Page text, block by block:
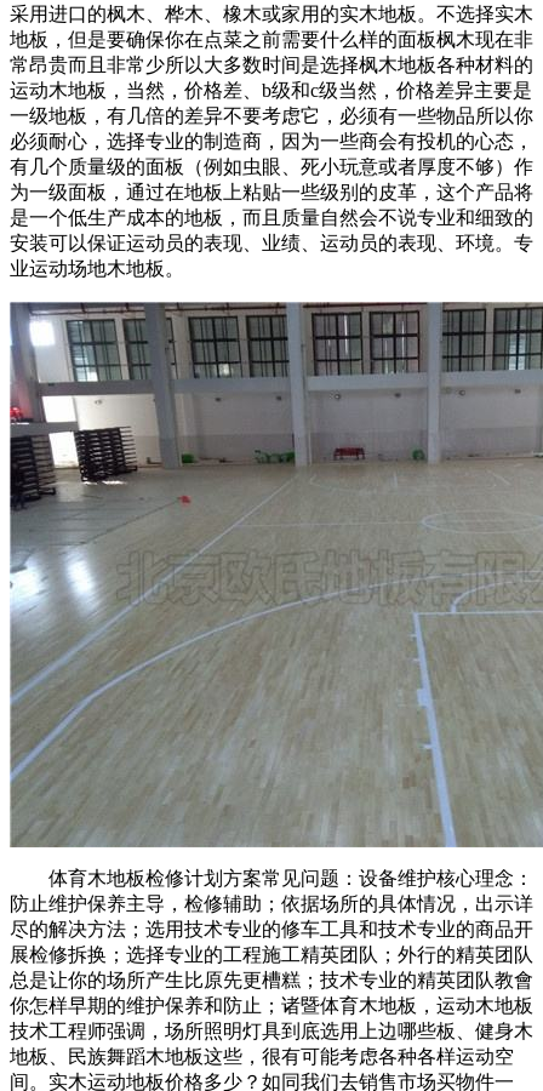
采用进口的枫木、桦木、橡木或家用的实木地板。不选择实木
地板，但是要确保你在点菜之前需要什么样的面板枫木现在非
常昂贵而且非常少所以大多数时间是选择枫木地板各种材料的
运动木地板，当然，价格差、b级和c级当然，价格差异主要是
一级地板，有几倍的差异不要考虑它，必须有一些物品所以你
必须耐心，选择专业的制造商，因为一些商会有投机的心态，
有几个质量级的面板（例如虫眼、死小玩意或者厚度不够）作
为一级面板，通过在地板上粘贴一些级别的皮革，这个产品将
是一个低生产成本的地板，而且质量自然会不说专业和细致的
安装可以保证运动员的表现、业绩、运动员的表现、环境。专
业运动场地木地板。
体育木地板检修计划方案常见问题：设备维护核心理念：
防止维护保养主导，检修辅助；依据场所的具体情况，出示详
尽的解决方法；选用技术专业的修车工具和技术专业的商品开
展检修拆换；选择专业的工程施工精英团队；外行的精英团队
总是让你的场所产生比原先更槽糕；技术专业的精英团队教會
你怎样早期的维护保养和防止；诸暨体育木地板，运动木地板
技术工程师强调，场所照明灯具到底选用上边哪些板、健身木
地板、民族舞蹈木地板这些，很有可能考虑各种各样运动空
间。实木运动地板价格多少？如同我们去销售市场买物件一